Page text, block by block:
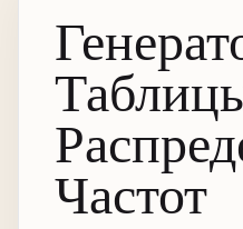
Частот